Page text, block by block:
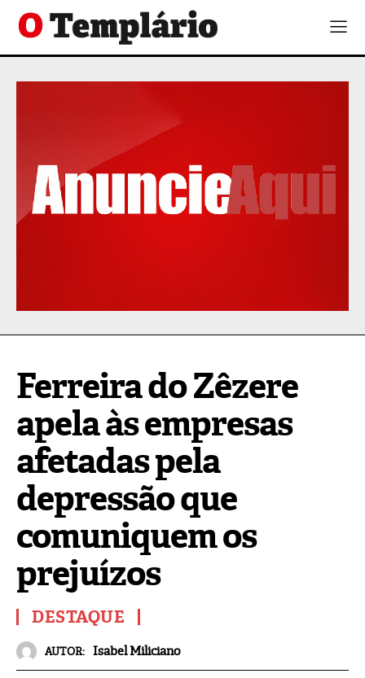
Ferreira do Zêzere
apela às empresas
afetadas pela
depressão que
comuniquem os
prejuízos
DESTAQUE
AUTOR: Isabel Miliciano